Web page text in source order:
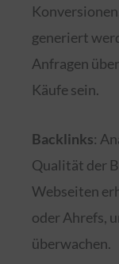
generiert
Anfragen
Käufe sein.
Backlinks:
Qualität der
Webseiten
oder Ahrefs,
überwachen.